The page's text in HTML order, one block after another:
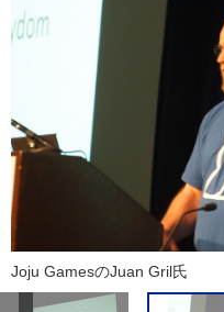
Joju GamesのJuan Gril氏